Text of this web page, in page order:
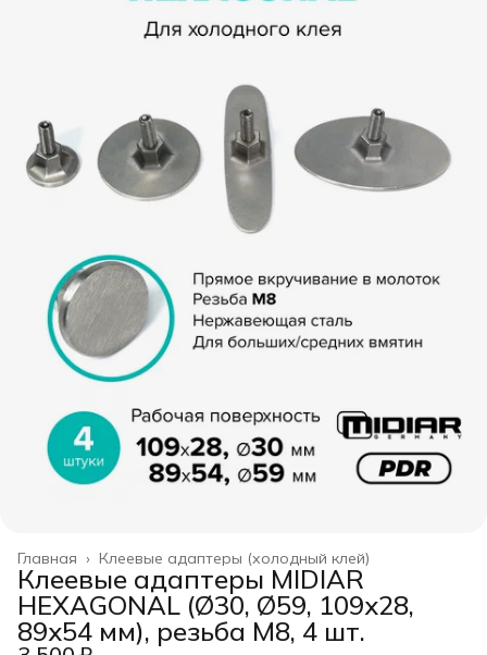
Клеевые адаптеры (холодный клей)
Главная ›
Клеевые адаптеры MIDIAR
HEXAGONAL (Ø30, Ø59, 109х28,
89х54 мм), резьба М8, 4 шт.